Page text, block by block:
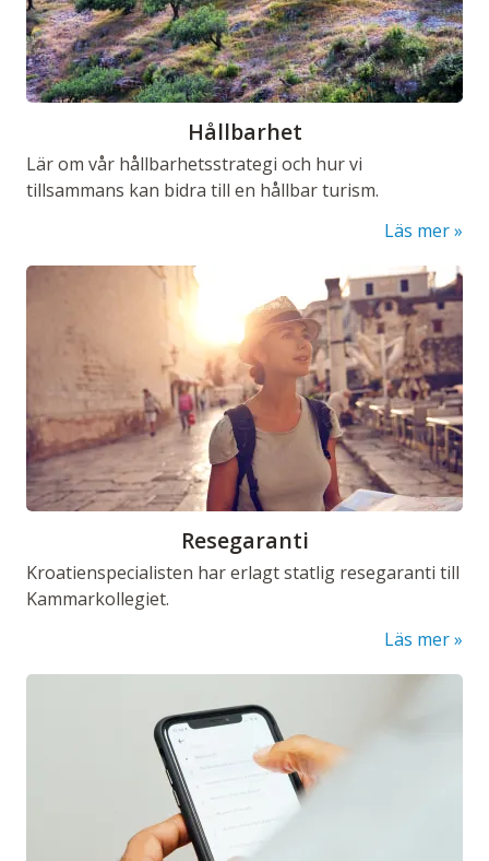
Hållbarhet
Lär om vår hållbarhetsstrategi och hur vi
tillsammans kan bidra till en hållbar turism.
Läs mer
Resegaranti
Kroatienspecialisten har erlagt statlig resegaranti till
Kammarkollegiet.
Läs mer